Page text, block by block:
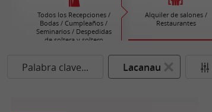
Todos los Recepciones /
Bodas / Cumpleaños /
Seminarios / Despedidas
de soltera y soltero
Alquiler de salones /
Restaurantes
Palabra clave... Lacanau